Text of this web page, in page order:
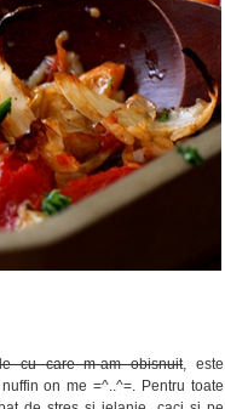
cu care m-am obisnuit, este
on me =^..^=. Pentru toate